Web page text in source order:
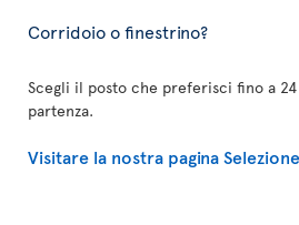
Corridoio o finestrino?
Scegli il posto che preferisci fino a
partenza.
Visitare la nostra pagina